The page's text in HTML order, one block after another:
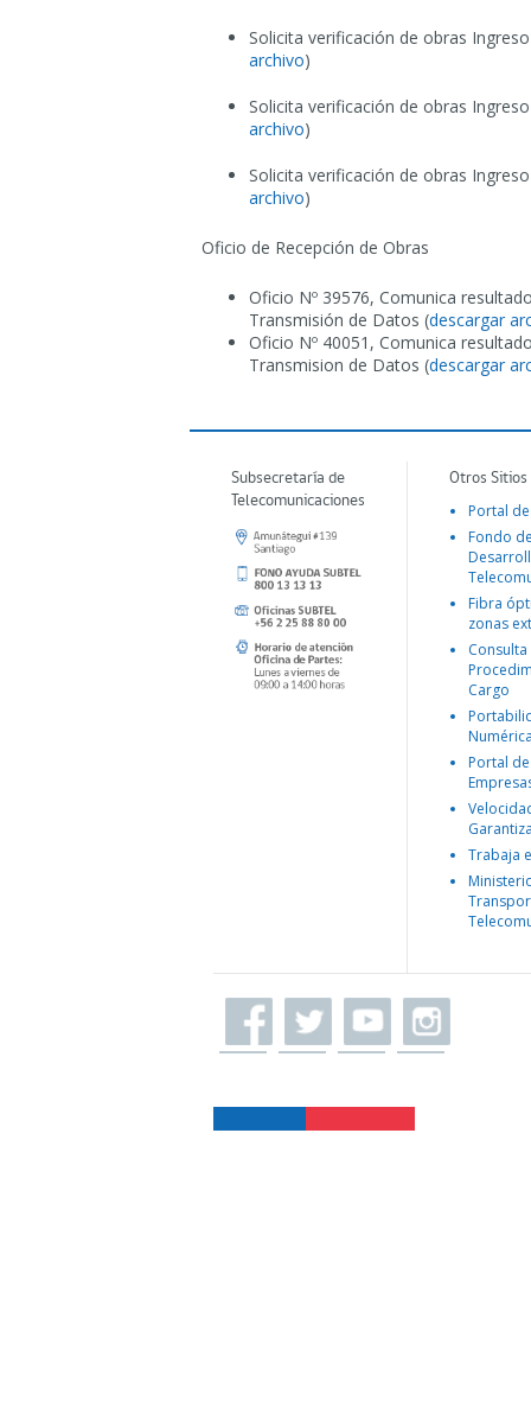
Solicita verificación de obras
archivo)
Solicita verificación de obras
archivo)
Solicita verificación de obras
archivo)
Oficio de Recepción de Obras
Oficio Nº 39576, Comunica
Transmisión de Datos (descargar
Oficio Nº 40051, Comunica
Transmision de Datos (descargar
Subsecretaría de
Telecomunicaciones
Otros
Portal
Fondo
Fibra
zonas
Consulta
Cargo
Portal
Trabaja